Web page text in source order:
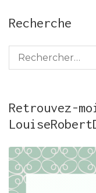
Recherche
Rechercher :
Retrouvez-